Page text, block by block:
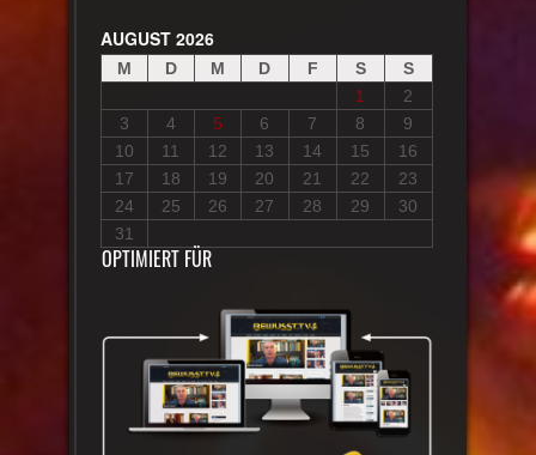
AUGUST 2026
M D M D F S
S
1
2
3
4 5 6 7 8
9
10
11 12 13 14 15
16
17
18 19 20 21 22
23
24
25 26 27 28 29
30
31
OPTIMIERT FÜR